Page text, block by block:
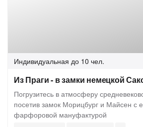
Индивидуальная до 10 чел.
Из Праги - в замки немецкой
Погрузитесь в атмосферу
посетив замок Морицбург и Майсен с
фарфоровой мануфактурой